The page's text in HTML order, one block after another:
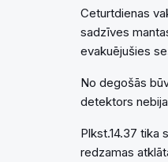
Ceturtdienas
sadzīves
evakuējušies
No degošās
detektors
Plkst.14.37 tika
redzamas